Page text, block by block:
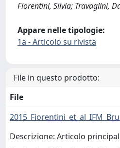
Fiorentini, Silvia; Travaglini,
Appare nelle tipologie:
1a - Articolo su rivista
File in questo prodotto:
File
Descrizione: Articolo